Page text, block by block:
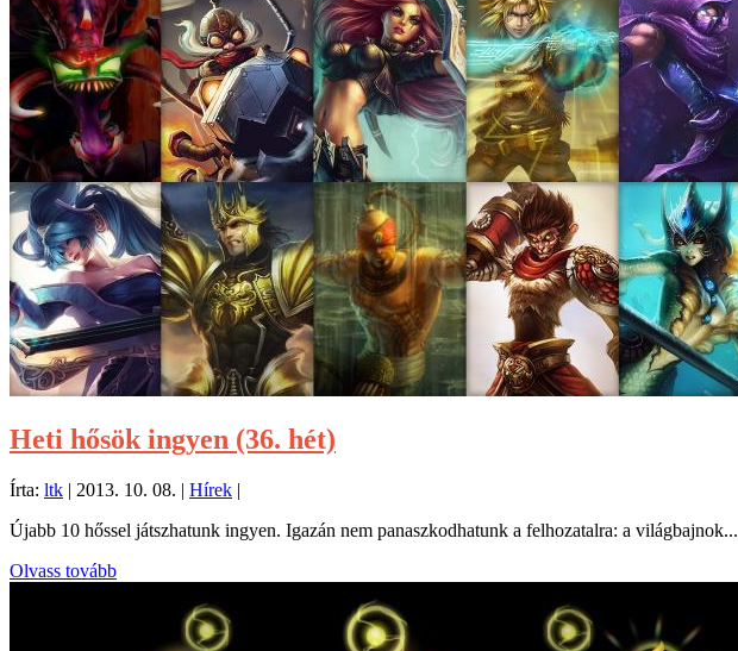
Heti hősök ingyen (36. hét)
Írta: ltk | 2013. 10. 08. | Hírek |
Újabb 10 hőssel játszhatunk ingyen. Igazán nem panaszkodhatunk a felhozatalra: a világbajnok...
Olvass tovább